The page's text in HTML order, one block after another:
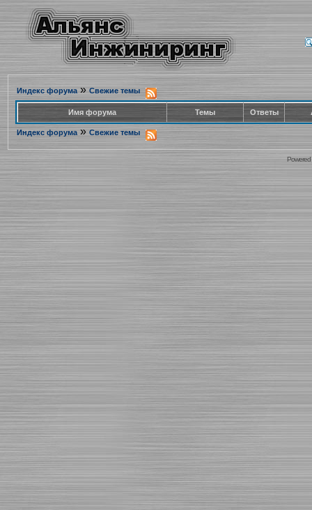
Индекс форума» Свежие темы
Имя форума Темы Ответы
Индекс форума » Свежие темы